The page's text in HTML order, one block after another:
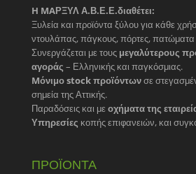
H MAΡΞΥΛ Α.Β.Ε.Ε.διαθέτει:
Ξυλεία και προϊόντα ξύλου για κάθε
ντουλάπας, πάγκους, πόρτες,
Συνεργάζεται με τους μεγαλύτερους
αγοράς – Ελληνικής και παγκόσμιας.
Mόνιμο stock προϊόντωνσε
σημεία της Αττικής.
Παραδόσεις και μεοχήματα της
Υπηρεσίες κοπής επιφανειών, και
ΠΡΟΪΟΝΤΑ